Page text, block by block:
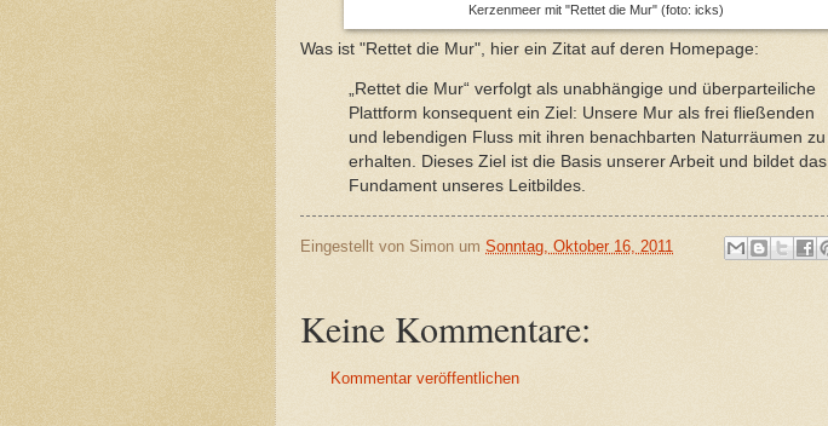
Kerzenmeer mit "Rettet die Mur" (foto: icks)
Was ist "Rettet die Mur", hier ein Zitat auf deren Homepage:
„Rettet die Mur“ verfolgt als unabhängige und überparteiliche
Plattform konsequent ein Ziel: Unsere Mur als frei fließenden
und lebendigen Fluss mit ihren benachbarten Naturräumen zu
erhalten. Dieses Ziel ist die Basis unserer Arbeit und bildet das
Fundament unseres Leitbildes.
Eingestellt von Simon um Sonntag, Oktober 16, 2011
Keine Kommentare:
Kommentar veröffentlichen